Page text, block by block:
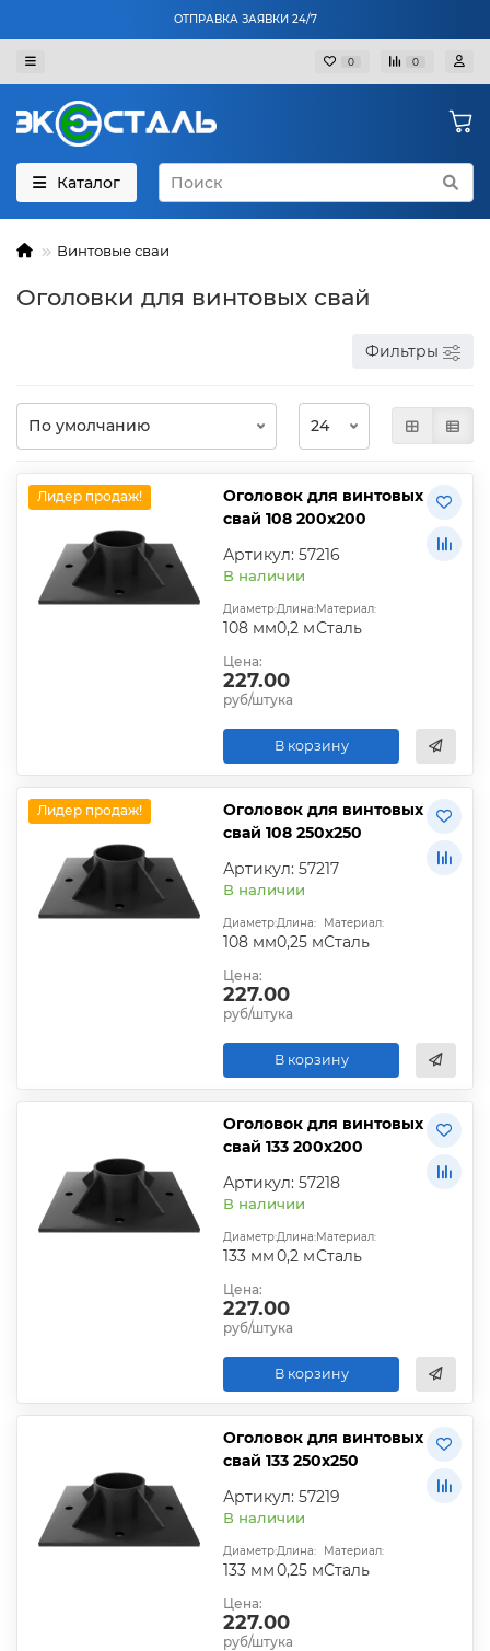
ОТПРАВКА ЗАЯВКИ 24/7
0 0
Каталог
Винтовые сваи
Оголовки для винтовых свай
Фильтры
Лидер продаж!
Оголовок для винтовых
свай 108 200х200
Артикул: 57216
В наличии
Диаметр:
108 мм
Длина:
0,2 м
Материал:
Сталь
Цена:
227.00
руб/штука
В корзину
Лидер продаж!
Оголовок для винтовых
свай 108 250х250
Артикул: 57217
В наличии
Диаметр:
108 мм
Длина:
0,25 м
Материал:
Сталь
Цена:
227.00
руб/штука
В корзину
Оголовок для винтовых
свай 133 200х200
Артикул: 57218
В наличии
Диаметр:
133 мм
Длина:
0,2 м
Материал:
Сталь
Цена:
227.00
руб/штука
В корзину
Оголовок для винтовых
свай 133 250х250
Артикул: 57219
В наличии
Диаметр:
133 мм
Длина:
0,25 м
Материал:
Сталь
Цена:
227.00
руб/штука